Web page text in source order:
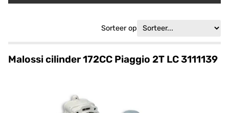
Sorteer op
Malossi cilinder 172CC Piaggio 2T LC 3111139